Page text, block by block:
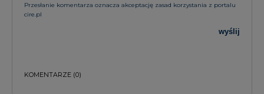
Przesłanie komentarza oznacza akceptację zasad korzystania z portalu
cire.pl
wyślij
KOMENTARZE (0)